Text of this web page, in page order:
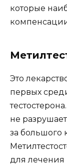
которые
Это
первых
не
за большого
для лечения